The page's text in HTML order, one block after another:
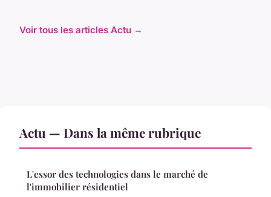
Voir tous les articles Actu →
Actu — Dans la même rubrique
L'essor des technologies dans le marché de
l'immobilier résidentiel